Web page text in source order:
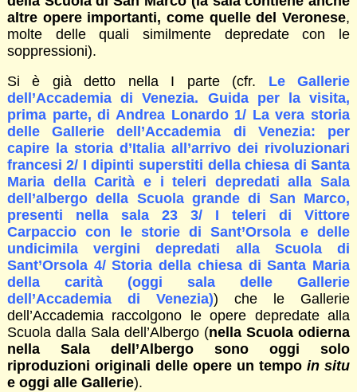
altre opere importanti, come quelle del Veronese,
molte delle quali similmente depredate con le
soppressioni).
Si è già detto nella I parte (cfr. Le Gallerie
dell’Accademia di Venezia. Guida per la visita,
prima parte, di Andrea Lonardo 1/ La vera storia
delle Gallerie dell’Accademia di Venezia: per
capire la storia d’Italia all’arrivo dei rivoluzionari
francesi 2/ I dipinti superstiti della chiesa di Santa
Maria della Carità e i teleri depredati alla Sala
dell’albergo della Scuola grande di San Marco,
presenti nella sala 23 3/ I teleri di Vittore
Carpaccio con le storie di Sant’Orsola e delle
undicimila vergini depredati alla Scuola di
Sant’Orsola 4/ Storia della chiesa di Santa Maria
della carità (oggi sala delle Gallerie
dell’Accademia di Venezia)) che le Gallerie
dell’Accademia raccolgono le opere depredate alla
Scuola dalla Sala dell’Albergo (nella Scuola odierna
nella Sala dell’Albergo sono oggi solo
riproduzioni originali delle opere un tempoin situ
e oggi alle Gallerie).